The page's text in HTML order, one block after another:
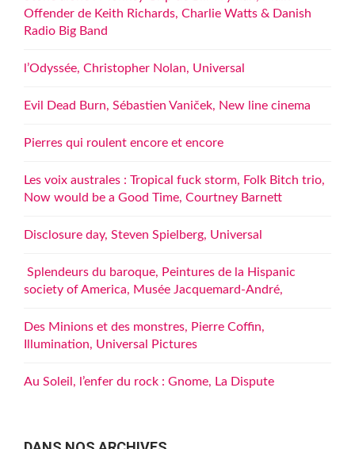
Offender de Keith Richards, Charlie Watts & Danish
Radio Big Band
l’Odyssée, Christopher Nolan, Universal
Evil Dead Burn, Sébastien Vaniček, New line cinema
Pierres qui roulent encore et encore
Les voix australes : Tropical fuck storm, Folk Bitch trio,
Now would be a Good Time, Courtney Barnett
Disclosure day, Steven Spielberg, Universal
Splendeurs du baroque, Peintures de la Hispanic
society of America, Musée Jacquemard-André,
Des Minions et des monstres, Pierre Coffin,
Illumination, Universal Pictures
Au Soleil, l’enfer du rock : Gnome, La Dispute